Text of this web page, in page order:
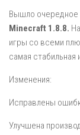
Вышло очередное
Minecraft 1.8.8.
игры со всеми
самая
Изменения:
Исправлены
Улучшена